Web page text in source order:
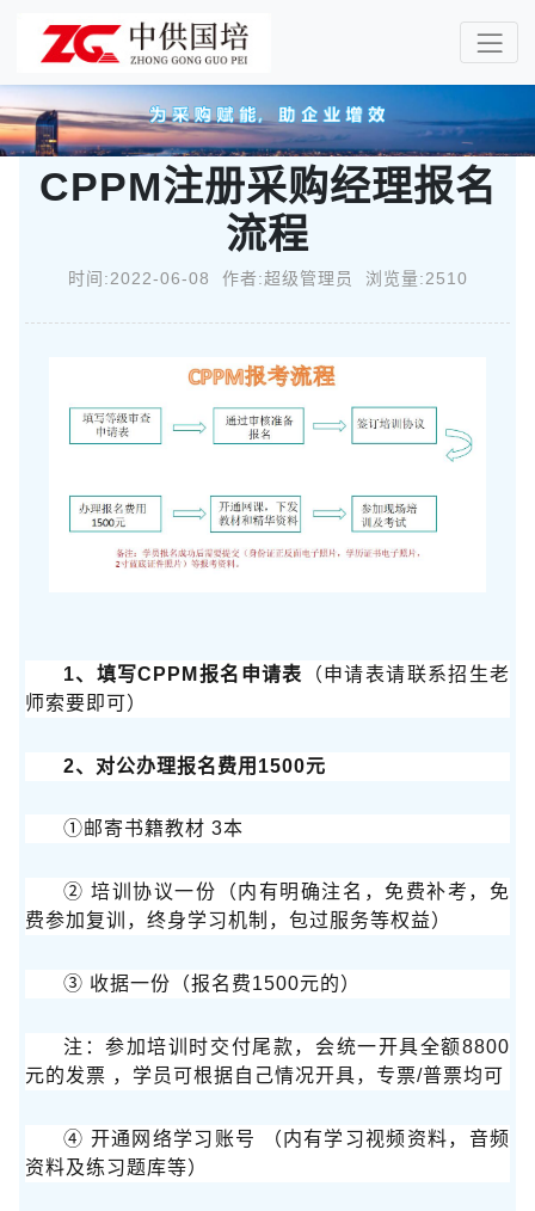
CPPM注册采购经理报名
流程
时间:2022-06-08 作者:超级管理员 浏览量:2510
1、填写CPPM报名申请表 （申请表请联系招生老
师索要即可）
2、对公办理报名费用1500元
①邮寄书籍教材 3本
② 培训协议一份（内有明确注名，免费补考，免
费参加复训，终身学习机制，包过服务等权益）
③ 收据一份（报名费1500元的）
注：参加培训时交付尾款，会统一开具全额8800
元的发票 ，学员可根据自己情况开具，专票/普票均可
④ 开通网络学习账号 （内有学习视频资料，音频
资料及练习题库等）